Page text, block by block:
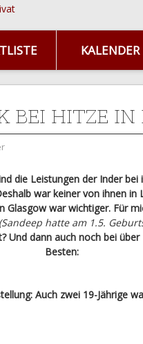
KALENDER
BEI HITZE IN
die Leistungen der Inder
war keiner von ihnen in
Glasgow war wichtiger. Für
(Sandeep hatte am 1.5.
Und dann auch noch bei über
Besten:
Auch zwei 19-Jährige